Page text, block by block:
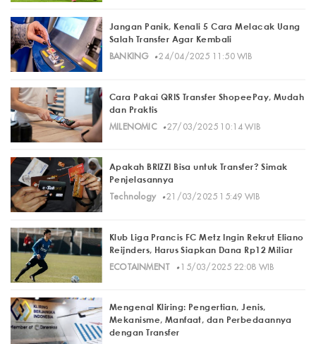
Jangan Panik, Kenali 5 Cara Melacak Uang
Salah Transfer Agar Kembali
BANKING· 24/04/2025 11:50 WIB
Cara Pakai QRIS Transfer ShopeePay, Mudah
dan Praktis
MILENOMIC· 27/03/2025 10:14 WIB
Apakah BRIZZI Bisa untuk Transfer? Simak
Penjelasannya
Technology
· 21/03/2025 15:49 WIB
Klub Liga Prancis FC Metz Ingin Rekrut Eliano
Reijnders, Harus Siapkan Dana Rp12 Miliar
ECOTAINMENT
· 15/03/2025 22:08 WIB
Mengenal Kliring: Pengertian, Jenis,
Mekanisme, Manfaat, dan Perbedaannya
dengan Transfer